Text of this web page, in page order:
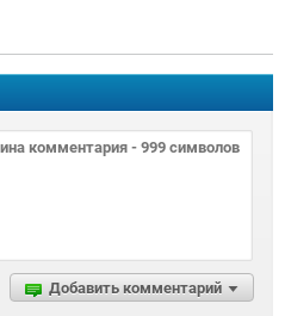
Добавить комментарий